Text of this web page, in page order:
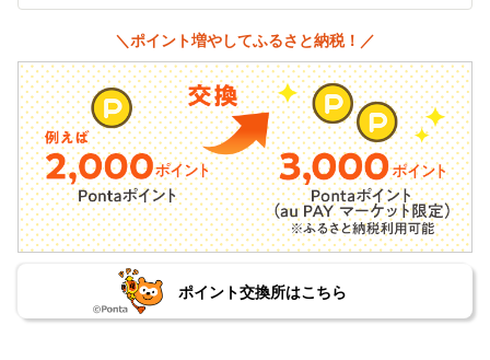
＼ポイント増やしてふるさと納税！／
ポイント交換所はこちら